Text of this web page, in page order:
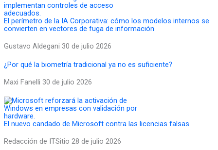
El perímetro de la IA Corporativa: cómo los modelos internos se
convierten en vectores de fuga de información
Gustavo Aldegani 30 de julio 2026
¿Por qué la biometría tradicional ya no es suficiente?
Maxi Fanelli 30 de julio 2026
El nuevo candado de Microsoft contra las licencias falsas
Redacción de ITSitio 28 de julio 2026